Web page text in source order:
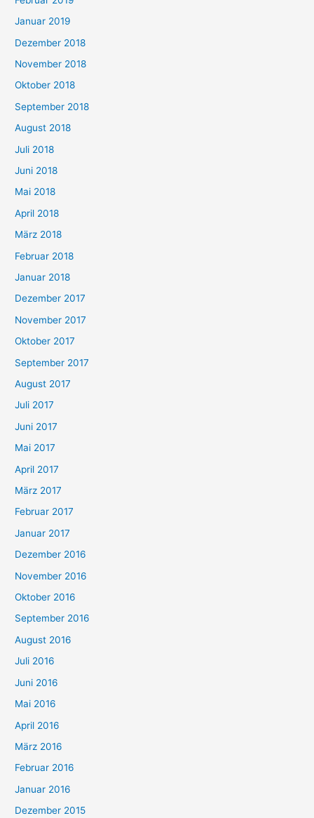
Januar 2019
Dezember 2018
November 2018
Oktober 2018
September 2018
August 2018
Juli 2018
Juni 2018
Mai 2018
April 2018
März 2018
Februar 2018
Januar 2018
Dezember 2017
November 2017
Oktober 2017
September 2017
August 2017
Juli 2017
Juni 2017
Mai 2017
April 2017
März 2017
Februar 2017
Januar 2017
Dezember 2016
November 2016
Oktober 2016
September 2016
August 2016
Juli 2016
Juni 2016
Mai 2016
April 2016
März 2016
Februar 2016
Januar 2016
Dezember 2015